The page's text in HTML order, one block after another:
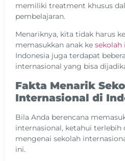
memiliki treatment khusus
pembelajaran.
Menariknya, kita tidak harus
memasukkan anak ke sekolah
Indonesia juga terdapat
internasional yang bisa
Fakta Menarik
Internasional di
Bila Anda berencana
internasional, ketahui terlebih
mengenai sekolah
ini.